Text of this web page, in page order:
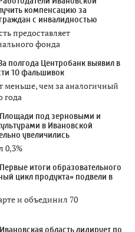
компенсацию за
с инвалидностью
предоставляет
фонда
полгода Центробанк выявил в
10 фальшивок
меньше, чем за аналогичный
года
Площади под зерновыми и
в Ивановской
увеличились
0,3%
Первые итоги образовательного
цикл продукта» подвели в
и объединил 70
Ивановская область лидирует по